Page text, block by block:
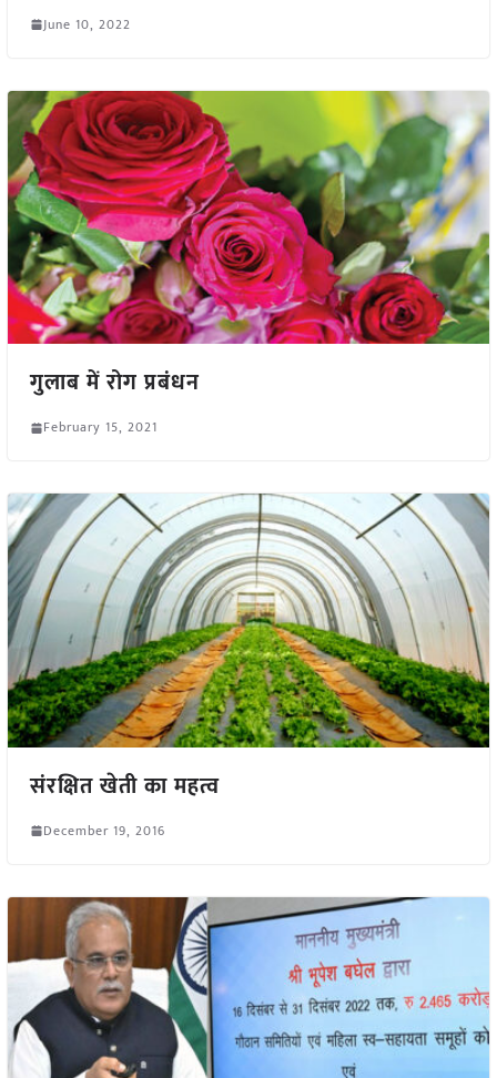
June 10, 2022
गुलाब में रोग प्रबंधन
February 15, 2021
संरक्षित खेती का महत्व
December 19, 2016